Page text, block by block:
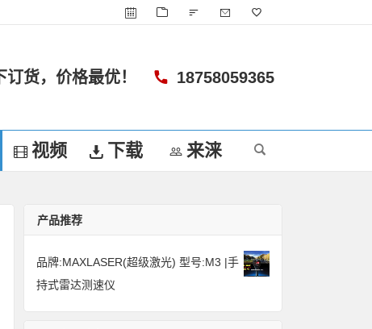
18758059365
货，价格最优！
视频 下载 来涞
产品推荐
品牌:MAXLASER(超级激光) 型号:M3 |手
持式雷达测速仪